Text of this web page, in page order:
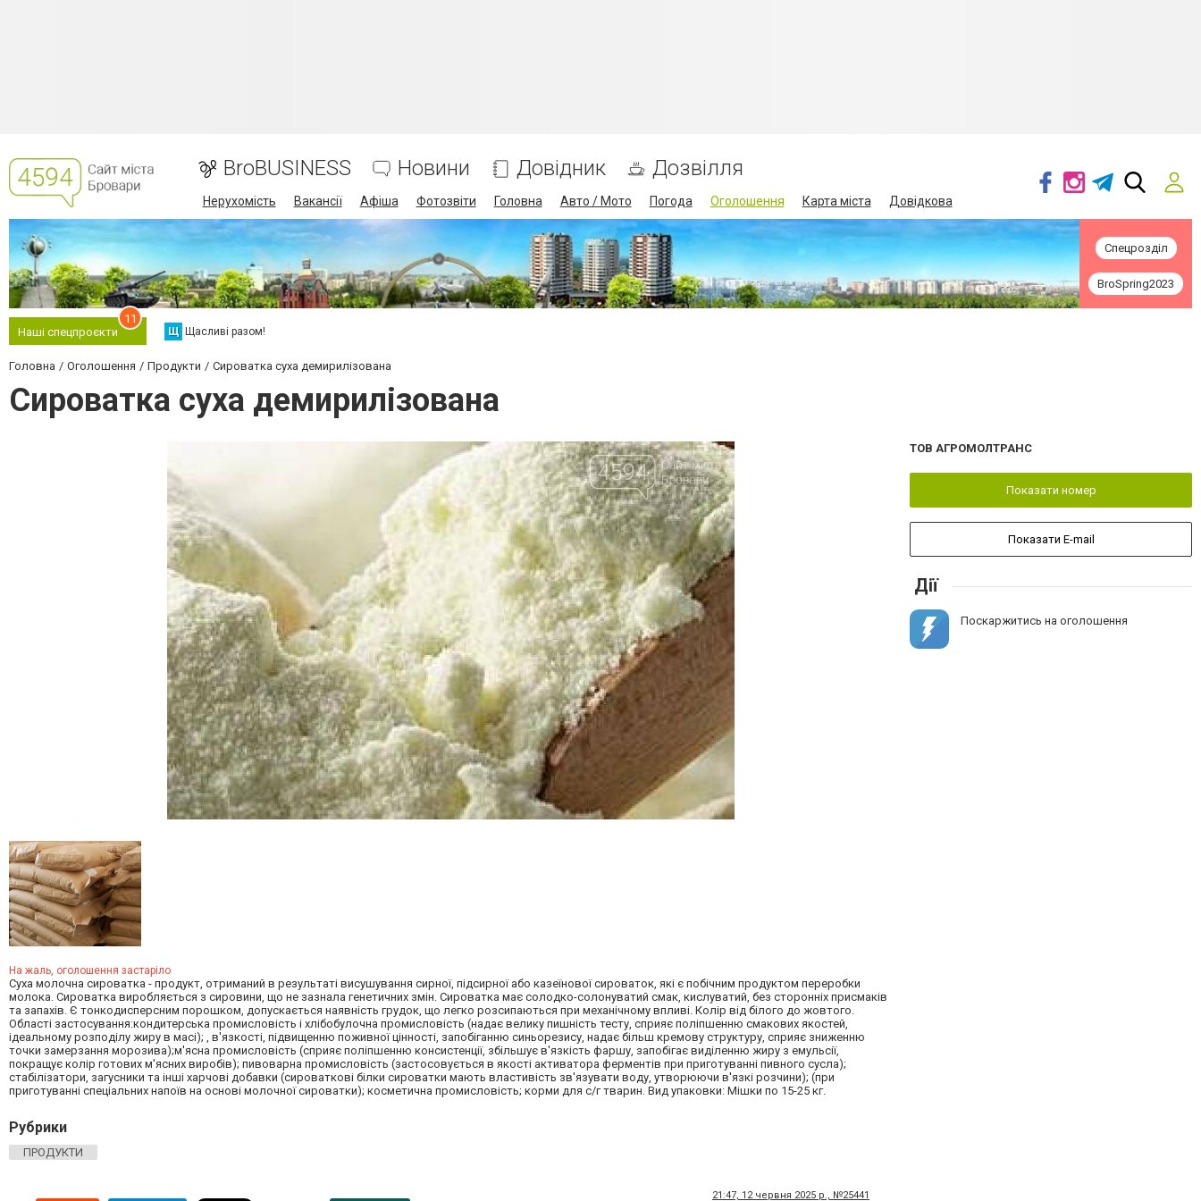
BroBUSINESS Новини Довідник Дозвілля
Нерухомість Вакансії Афіша Фотозвіти Головна Авто / Мото Погода Оголошення Карта міста Довідкова
Спецрозділ
BroSpring2023
Наші спецпроєкти
11
Щ Щасливі разом!
Головна Оголошення Продукти Сироватка суха демирилізована
Сироватка суха демирилізована
На жаль, оголошення застаріло
Суха молочна сироватка - продукт, отриманий в результаті висушування сирної, підсирної або казеїнової сироваток, які є побічним продуктом переробки
молока. Сироватка виробляється з сировини, що не зазнала генетичних змін. Сироватка має солодко-солонуватий смак, кислуватий, без сторонніх присмаків
та запахів. Є тонкодисперсним порошком, допускається наявність грудок, що легко розсипаються при механічному впливі. Колір від білого до жовтого.
Області застосування:кондитерська промисловість і хлібобулочна промисловість (надає велику пишність тесту, сприяє поліпшенню смакових якостей,
ідеальному розподілу жиру в масі); , в'язкості, підвищенню поживної цінності, запобіганню синьорезису, надає більш кремову структуру, сприяє зниженню
точки замерзання морозива);м'ясна промисловість (сприяє поліпшенню консистенції, збільшує в'язкість фаршу, запобігає виділенню жиру з емульсії,
покращує колір готових м'ясних виробів); пивоварна промисловість (застосовується в якості активатора ферментів при приготуванні пивного сусла);
стабілізатори, загусники та інші харчові добавки (сироваткові білки сироватки мають властивість зв'язувати воду, утворюючи в'язкі розчини); (при
приготуванні спеціальних напоїв на основі молочної сироватки); косметична промисловість; корми для с/г тварин. Вид упаковки: Мішки по 15-25 кг.
Рубрики
ПРОДУКТИ
21:47, 12 червня 2025 р., №25441
ТОВ АГРОМОЛТРАНС
Показати номер
Показати E-mail
Дії
Поскаржитись на оголошення